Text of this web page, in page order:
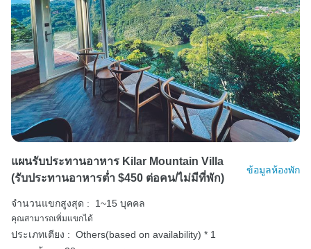
แผนรับประทานอาหาร Kilar Mountain Villa
(รับประทานอาหารต่ำ $450 ต่อคน/ไม่มีที่พัก)
ข้อมูลห้องพัก
จำนวนแขกสูงสุด : 1~15 บุคคล
คุณสามารถเพิ่มแขกได้
ประเภทเตียง : Others(based on availability) * 1